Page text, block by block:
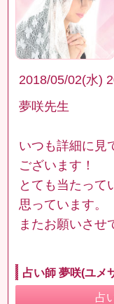
2018/05/02(水)
夢咲先生
いつも詳細に見
ございます！
とても当たって
思っています。
またお願いさせ
占い師 夢咲(ユメ
占